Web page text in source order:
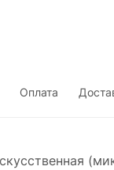
Оплата